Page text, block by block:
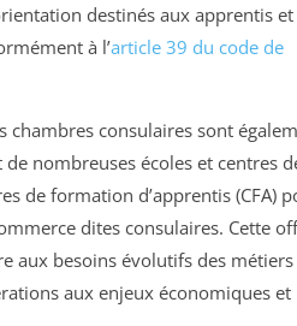
destinés aux apprentis et
à l’article 39 du code de
chambres consulaires sont
nombreuses écoles et centres
de formation d’apprentis (CFA)
dites consulaires. Cette
aux besoins évolutifs des métiers
aux enjeux économiques et